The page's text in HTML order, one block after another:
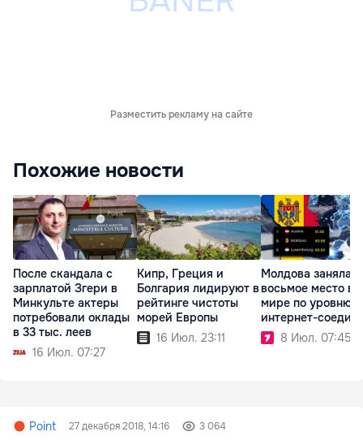
Разместить рекламу на сайте
Похожие новости
После скандала с
зарплатой Згери в
Минкульте актеры
потребовали оклады
в 33 тыс. леев
16 Июл. 07:27
Кипр, Греция и
Болгария лидируют в
рейтинге чистоты
морей Европы
16 Июл. 23:11
Молдова заняла
восьмое место в
мире по уровню
интернет-
8 Июл. 07:45
Point 27 декабря 2018, 14:16 3 064